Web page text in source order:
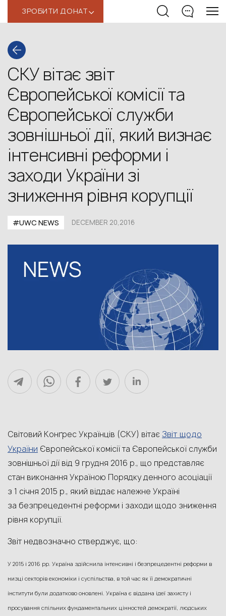
ЗРОБИТИ ДОНАТ‹
СКУ вітає звіт
Європейської комісії та
Європейської служби
зовнішньої дії, який визнає
інтенсивні реформи і
заходи України зі
зниження рівня корупції
#UWC NEWS DECEMBER 20,2016
Світовий Конґрес Українців (СКУ) вітає Звіт щодо
України Європейської комісії та Європейської служби
зовнішньої дії від 9 грудня 2016 р., що представляє
стан виконання Україною Порядку денного асоціації
з 1 січня 2015 р., який віддає належне Україні
за безпрецедентні реформи і заходи щодо зниження
рівня корупції.
Звіт недвозначно стверджує, що:
У 2015 і 2016 рр. Україна здійснила інтенсивні і безпрецедентні реформи в
низці секторів економіки і суспільства, в той час як її демократичні
інститути були додатково оновлені. Україна є віддана ідеї захисту і
просування спільних фундаментальних цінностей демократії, людських